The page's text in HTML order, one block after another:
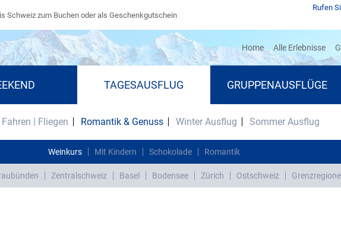
Schweiz zum Buchen oder als Geschenkgutschein
Rufen
Home(current)
Alle Erlebnisse
TAGESAUSFLUG GRUPPENAUSFLÜGE
| Fliegen Romantik & Genuss Winter Ausflug Sommer Ausflug
Weinkurs Mit Kindern Schokolade Romantik
Zentralschweiz Basel Bodensee Zürich Ostschweiz